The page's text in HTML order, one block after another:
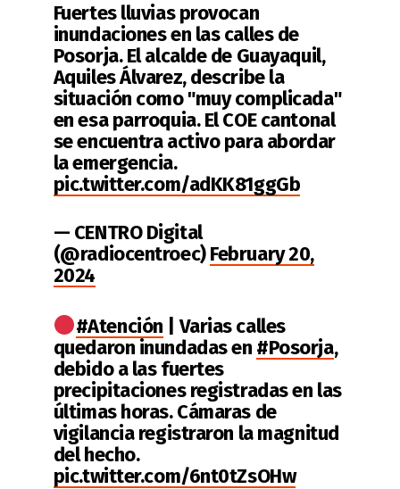
Fuertes lluvias provocan
inundaciones en las calles de
Posorja. El alcalde de Guayaquil,
Aquiles Álvarez, describe la
situación como "muy complicada"
en esa parroquia. El COE cantonal
se encuentra activo para abordar
la emergencia.
pic.twitter.com/adKK81ggGb
— CENTRO Digital
(@radiocentroec)February 20,
2024
#Atención | Varias calles
quedaron inundadas en #Posorja,
debido a las fuertes
precipitaciones registradas en las
últimas horas. Cámaras de
vigilancia registraron la magnitud
del hecho.
pic.twitter.com/6nt0tZsOHw